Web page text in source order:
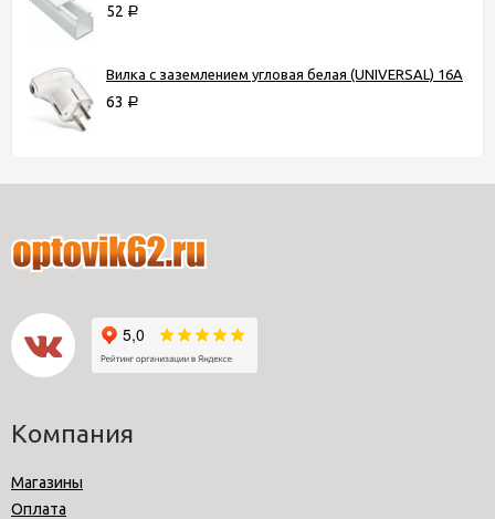
52 Р
Вилка с заземлением угловая белая (UNIVERSAL) 16А
63 Р
Компания
Магазины
Оплата